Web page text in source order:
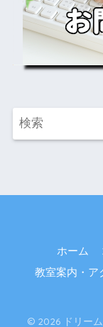
ホーム
教室案内・ア
© 2026 ドリー